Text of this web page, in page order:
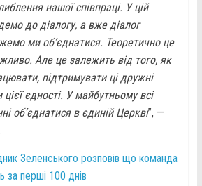
нашої співпраці. У цій
до діалогу, а вже діалог
ми об’єднатися. Теоретично це
Але це залежить від того, як
підтримувати ці дружні
цієї єдності. У майбутньому всі
об’єднатися в єдиній Церкві”, —
Зеленського розповів що команда
за перші 100 днів